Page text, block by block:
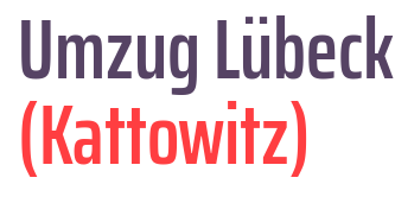
Umzug Lübeck
(Kattowitz)